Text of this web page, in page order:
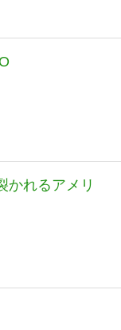
れるアメリ